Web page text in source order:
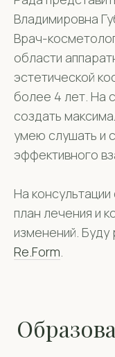
Владимировна
Врач-
области
эстетической
более 4 лет. На
создать
умею слушать и
эффективного
На
план лечения и
изменений. Буду
Re.Form.